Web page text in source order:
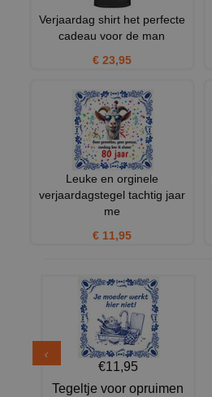
Verjaardag shirt het perfecte
cadeau voor de man
€ 23,95
Leuke en orginele
verjaardagstegel tachtig jaar
me
€ 11,95
€11,95
Tegeltje voor opruimen